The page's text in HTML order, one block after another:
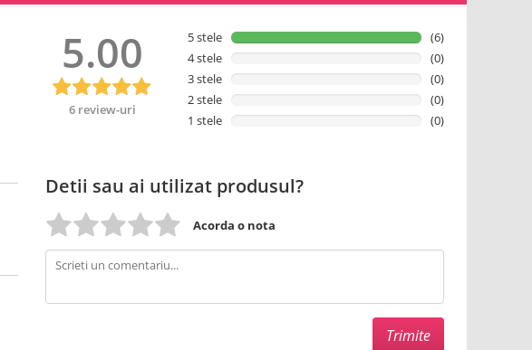
5.00
6 review-uri
5 stele
(6)
4 stele
(0)
3 stele
(0)
2 stele
(0)
1 stele
(0)
Detii sau ai utilizat produsul?
Acorda o nota